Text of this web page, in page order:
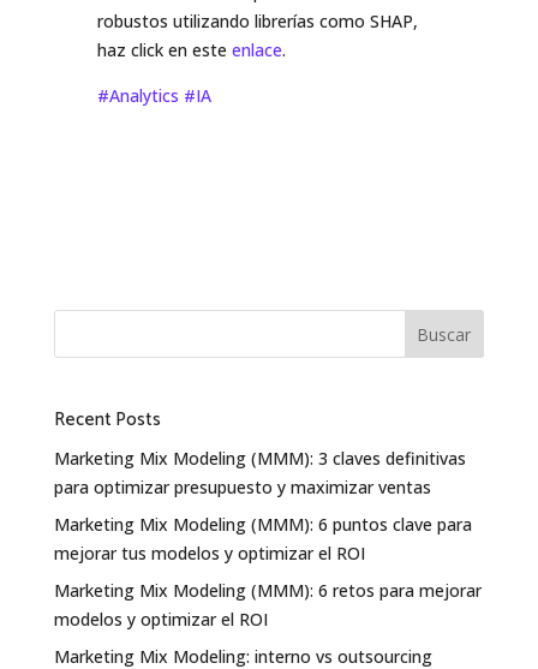
robustos utilizando librerías como SHAP,
haz click en este enlace.
#Analytics #IA
Buscar
Recent Posts
Marketing Mix Modeling (MMM): 3 claves definitivas
para optimizar presupuesto y maximizar ventas
Marketing Mix Modeling (MMM): 6 puntos clave para
mejorar tus modelos y optimizar el ROI
Marketing Mix Modeling (MMM): 6 retos para mejorar
modelos y optimizar el ROI
Marketing Mix Modeling: interno vs outsourcing